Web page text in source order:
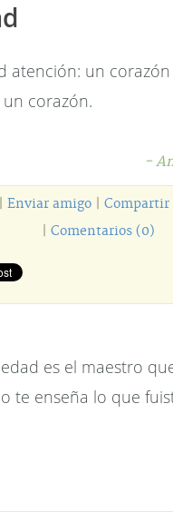
atención: un
corazón.
-
Enviar amigo| Compartir|
Comentarios (0)
es el maestro
te enseña lo que